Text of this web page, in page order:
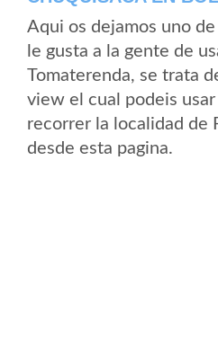
Aqui os dejamos uno
le gusta a la gente de
Tomaterenda, se trata
view el cual podeis
recorrer la localidad de
desde esta pagina.